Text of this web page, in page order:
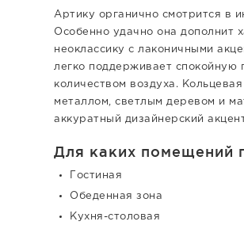
Артику органично смотрится в
Особенно удачно она дополнит
неоклассику с лаконичными
легко поддерживает спокойную
количеством воздуха.
металлом, светлым деревом и
аккуратный дизайнерский
Для каких помещений
Гостиная
Обеденная зона
Кухня-столовая